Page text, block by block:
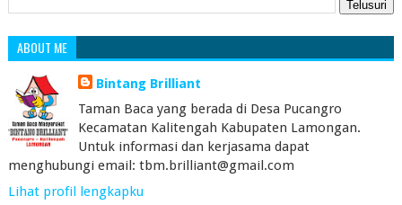
ABOUT ME
Bintang Brilliant
Taman Baca yang berada di Desa Pucangro
Kecamatan Kalitengah Kabupaten Lamongan.
Untuk informasi dan kerjasama dapat
menghubungi email: tbm.brilliant@gmail.com
Lihat profil lengkapku